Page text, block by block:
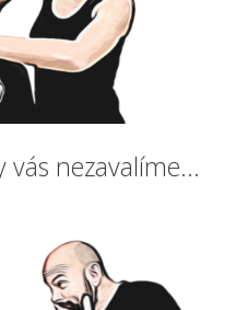
nezavalíme...